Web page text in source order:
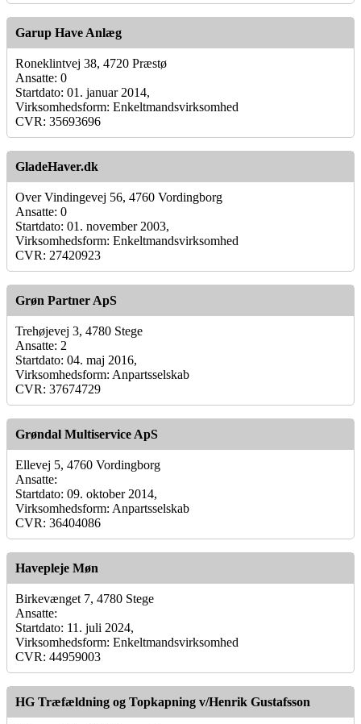
Garup Have Anlæg
Roneklintvej 38, 4720 Præstø
Ansatte: 0
Startdato: 01. januar 2014,
Virksomhedsform: Enkeltmandsvirksomhed
CVR: 35693696
GladeHaver.dk
Over Vindingevej 56, 4760 Vordingborg
Ansatte: 0
Startdato: 01. november 2003,
Virksomhedsform: Enkeltmandsvirksomhed
CVR: 27420923
Grøn Partner ApS
Trehøjevej 3, 4780 Stege
Ansatte: 2
Startdato: 04. maj 2016,
Virksomhedsform: Anpartsselskab
CVR: 37674729
Grøndal Multiservice ApS
Ellevej 5, 4760 Vordingborg
Ansatte:
Startdato: 09. oktober 2014,
Virksomhedsform: Anpartsselskab
CVR: 36404086
Havepleje Møn
Birkevænget 7, 4780 Stege
Ansatte:
Startdato: 11. juli 2024,
Virksomhedsform: Enkeltmandsvirksomhed
CVR: 44959003
HG Træfældning og Topkapning v/Henrik Gustafsson